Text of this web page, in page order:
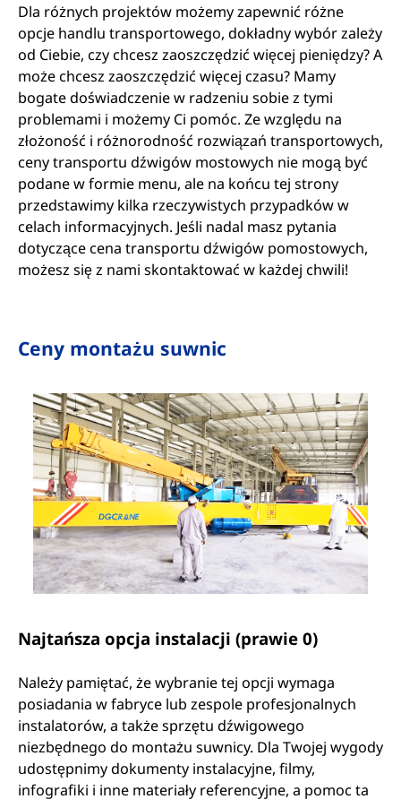
Dla różnych projektów możemy zapewnić różne
opcje handlu transportowego, dokładny wybór zależy
od Ciebie, czy chcesz zaoszczędzić więcej pieniędzy? A
może chcesz zaoszczędzić więcej czasu? Mamy
bogate doświadczenie w radzeniu sobie z tymi
problemami i możemy Ci pomóc. Ze względu na
złożoność i różnorodność rozwiązań transportowych,
ceny transportu dźwigów mostowych nie mogą być
podane w formie menu, ale na końcu tej strony
przedstawimy kilka rzeczywistych przypadków w
celach informacyjnych. Jeśli nadal masz pytania
dotyczące cena transportu dźwigów pomostowych,
możesz się z nami skontaktować w każdej chwili!
Ceny montażu suwnic
Najtańsza opcja instalacji (prawie 0)
Należy pamiętać, że wybranie tej opcji wymaga
posiadania w fabryce lub zespole profesjonalnych
instalatorów, a także sprzętu dźwigowego
niezbędnego do montażu suwnicy. Dla Twojej wygody
udostępnimy dokumenty instalacyjne, filmy,
infografiki i inne materiały referencyjne, a pomoc ta